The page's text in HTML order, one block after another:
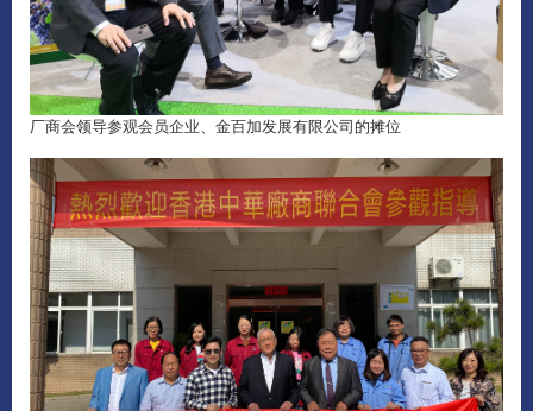
厂商会领导参观会员企业、金百加发展有限公司的摊位